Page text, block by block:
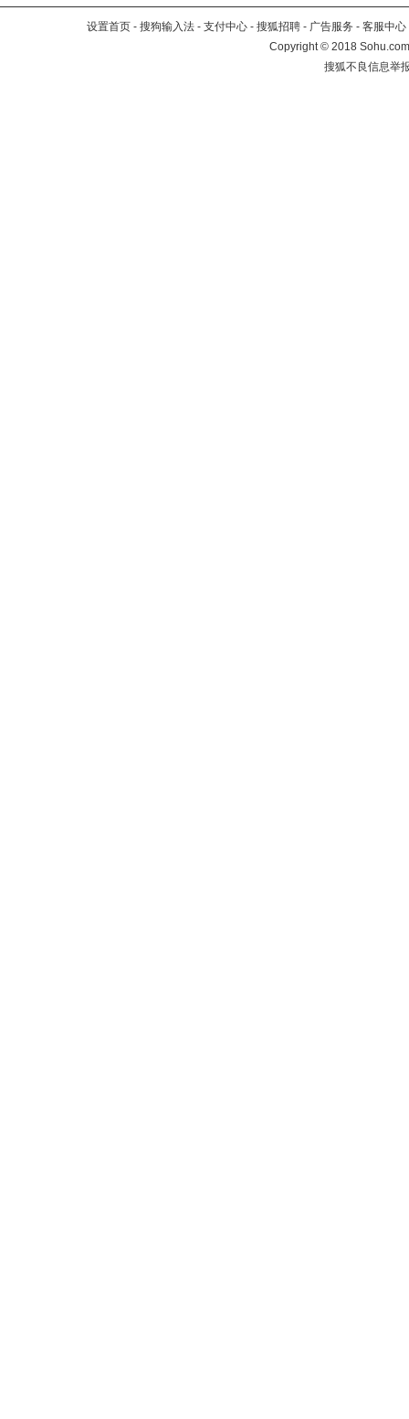
设置首页 - 搜狗输入法 - 支付中心 - 搜狐招聘 - 广告服务 - 客服中心
Copyright©2018
搜狐不良信息举